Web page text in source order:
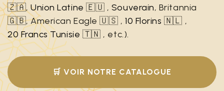
🇿🇦,Union Latine 🇪🇺 , Souverain, Britannia
🇬🇧, American Eagle 🇺🇸 , 10 Florins 🇳🇱 ,
20 Francs Tunisie 🇹🇳 , etc.).
🛒 VOIR NOTRE CATALOGUE